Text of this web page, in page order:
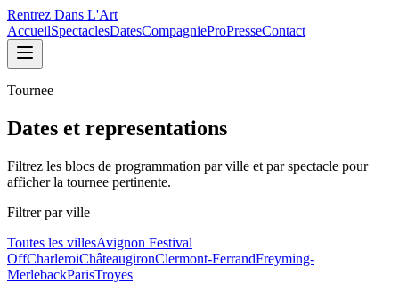
Rentrez Dans L'Art
AccueilSpectaclesDatesCompagnieProPresseContact
Tournee
Dates et representations
Filtrez les blocs de programmation par ville et par spectacle pour
afficher la tournee pertinente.
Filtrer par ville
Toutes les villesAvignon Festival
OffCharleroiChâteaugironClermont-FerrandFreyming-
MerlebackParisTroyes